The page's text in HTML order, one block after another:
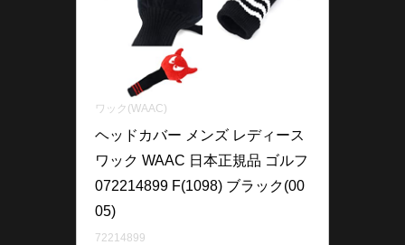
ワック(WAAC)
ヘッドカバー メンズ レディース
ワック WAAC 日本正規品 ゴルフ
072214899 F(1098) ブラック(00
05)
72214899